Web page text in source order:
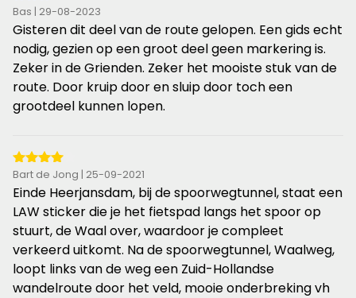
3
van
de
5
sterren
Bas | 29-08-2023
Gisteren dit deel van de route gelopen. Een gids echt
nodig, gezien op een groot deel geen markering is.
Zeker in de Grienden. Zeker het mooiste stuk van de
route. Door kruip door en sluip door toch een
grootdeel kunnen lopen.
4
van
de
5
sterren
Bart de Jong | 25-09-2021
Einde Heerjansdam, bij de spoorwegtunnel, staat een
LAW sticker die je het fietspad langs het spoor op
stuurt, de Waal over, waardoor je compleet
verkeerd uitkomt. Na de spoorwegtunnel, Waalweg,
loopt links van de weg een Zuid-Hollandse
wandelroute door het veld, mooie onderbreking vh